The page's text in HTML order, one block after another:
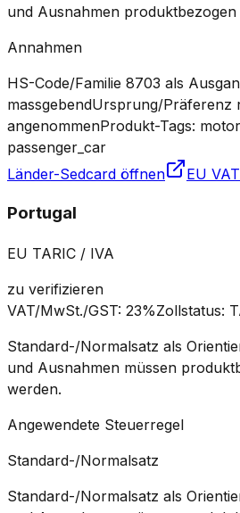
und Ausnahmen
Annahmen
HS-Code/Familie 8703 als
massgebendUrsprung/Präferenz
angenommenProdukt-Tags:
passenger_car
Länder-Sedcard öffnen
EU
Portugal
EU TARIC / IVA
zu verifizieren
VAT/MwSt./GST: 23%Zollstatus:
Standard-/Normalsatz als
und Ausnahmen müssen
werden.
Angewendete Steuerregel
Standard-/Normalsatz
Standard-/Normalsatz als